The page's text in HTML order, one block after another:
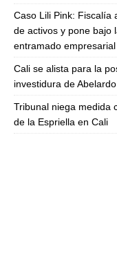
Caso Lili Pink: Fiscalía
de activos y pone bajo
entramado empresarial
Cali se alista para la
investidura de
Tribunal niega medida
de la Espriella en Cali